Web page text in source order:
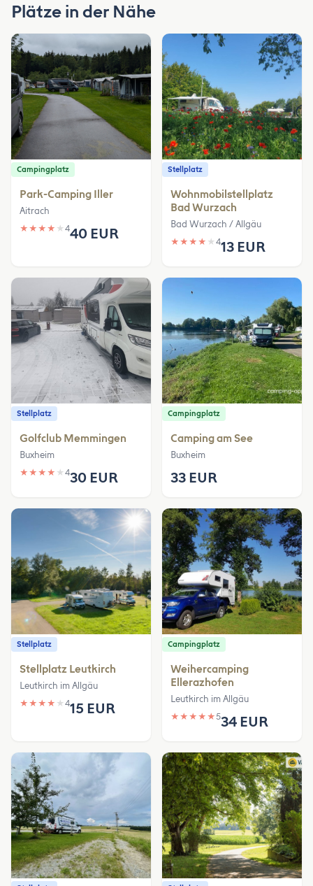
Plätze in der Nähe
Campingplatz
Park-Camping Iller
Aitrach
★ ★ ★ ★ ★ 440 EUR
Stellplatz
Wohnmobilstellplatz
Bad Wurzach
Bad Wurzach / Allgäu
★ ★ ★ ★ ★ 413 EUR
Stellplatz
Golfclub Memmingen
Buxheim
★ ★ ★ ★ ★ 430 EUR
Campingplatz
Camping am See
Buxheim
33 EUR
Stellplatz
Stellplatz Leutkirch
Leutkirch im Allgäu
★ ★ ★ ★ ★ 415 EUR
Campingplatz
Weihercamping
Ellerazhofen
Leutkirch im Allgäu
★ ★ ★ ★ ★534 EUR